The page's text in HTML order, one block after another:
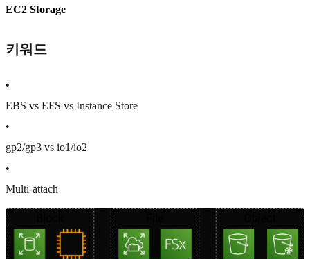
EC2 Storage
키워드
•
EBS vs EFS vs Instance Store
•
gp2/gp3 vs io1/io2
•
Multi-attach